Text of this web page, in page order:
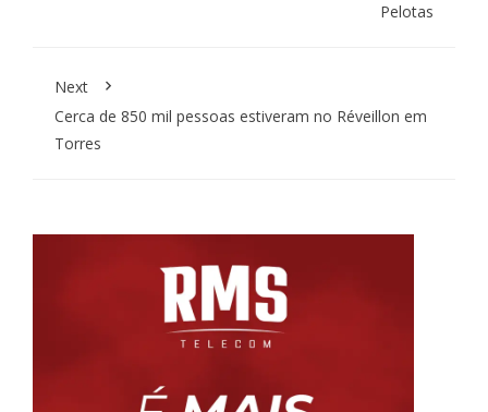
Pelotas
Next
Cerca de 850 mil pessoas estiveram no Réveillon em
Torres